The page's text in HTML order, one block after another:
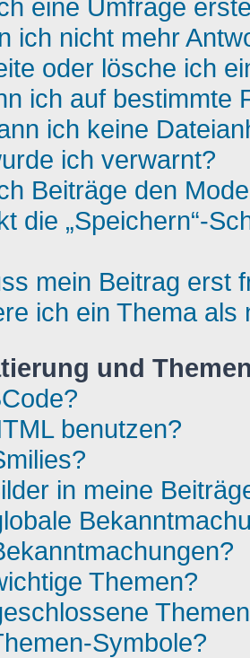
eine Umfrage
ich nicht mehr
oder lösche ich
ich auf bestimmte
ich keine
ich verwarnt?
Beiträge den
die „Speichern“-
mein Beitrag erst
ich ein Thema als
und
benutzen?
in meine
Themen?
Symbole?